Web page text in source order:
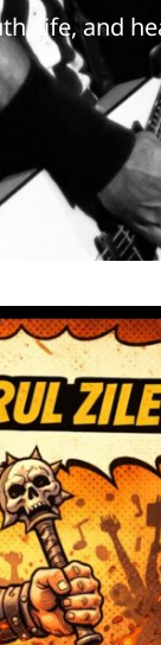
life, and